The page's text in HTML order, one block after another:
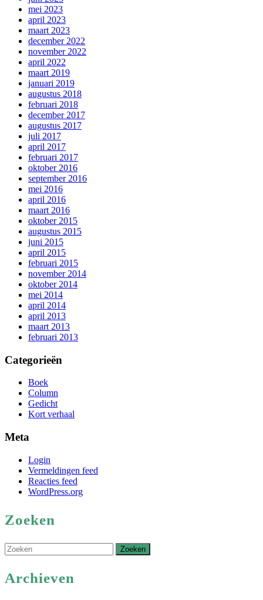
mei 2023
april 2023
maart 2023
december 2022
november 2022
april 2022
maart 2019
januari 2019
augustus 2018
februari 2018
december 2017
augustus 2017
juli 2017
april 2017
februari 2017
oktober 2016
september 2016
mei 2016
april 2016
maart 2016
oktober 2015
augustus 2015
juni 2015
april 2015
februari 2015
november 2014
oktober 2014
mei 2014
april 2014
april 2013
maart 2013
februari 2013
Categorieën
Boek
Column
Gedicht
Kort verhaal
Meta
Login
Vermeldingen feed
Reacties feed
WordPress.org
Zoeken
Zoek
naar:
Archieven